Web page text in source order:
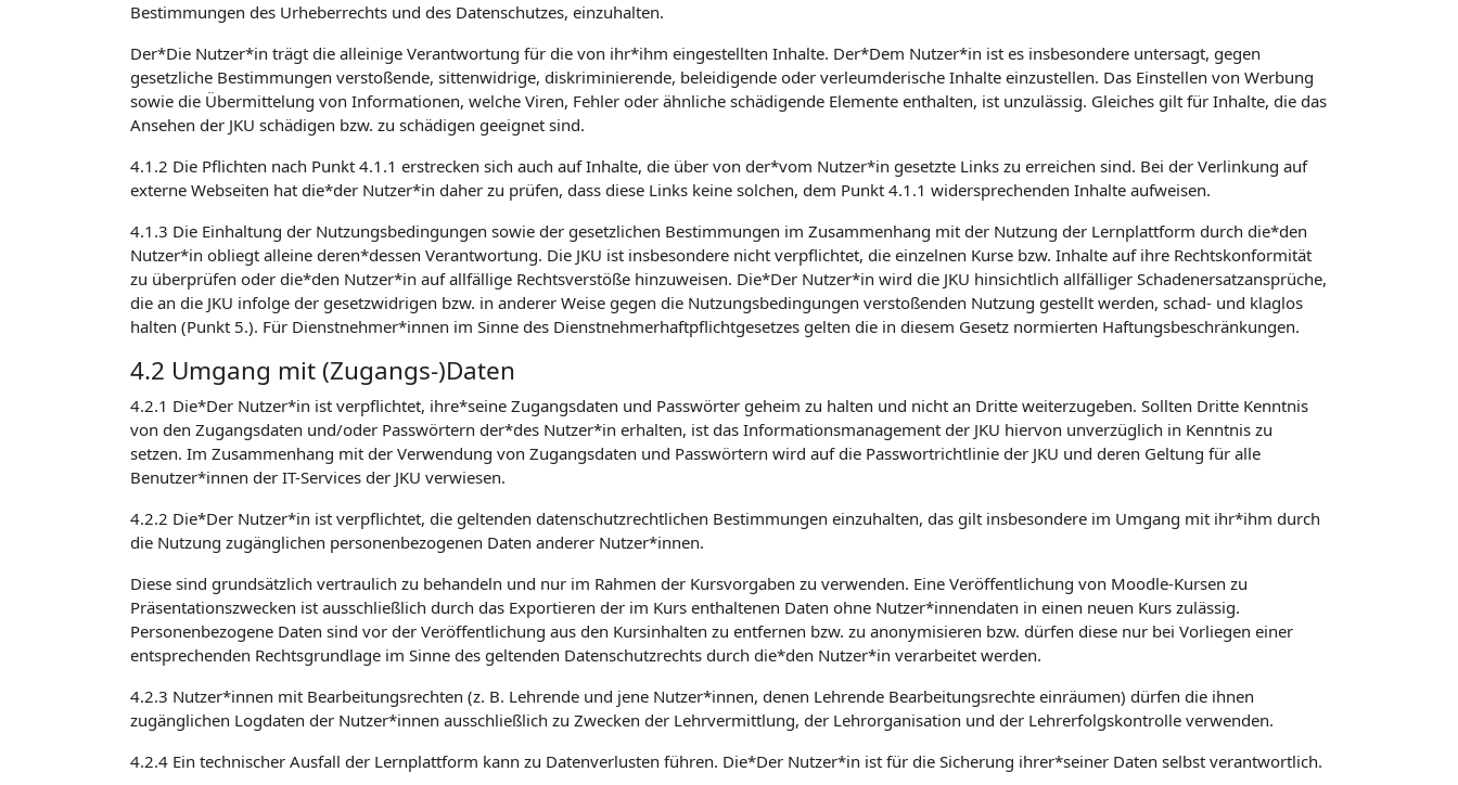
Bestimmungen des Urheberrechts und des Datenschutzes, einzuhalten.
Der*Die Nutzer*in trägt die alleinige Verantwortung für die von ihr*ihm eingestellten Inhalte. Der*Dem Nutzer*in ist es insbesondere untersagt, gegen
gesetzliche Bestimmungen verstoßende, sittenwidrige, diskriminierende, beleidigende oder verleumderische Inhalte einzustellen. Das Einstellen von Werbung
sowie die Übermittelung von Informationen, welche Viren, Fehler oder ähnliche schädigende Elemente enthalten, ist unzulässig. Gleiches gilt für Inhalte, die das
Ansehen der JKU schädigen bzw. zu schädigen geeignet sind.
4.1.2 Die Pflichten nach Punkt 4.1.1 erstrecken sich auch auf Inhalte, die über von der*vom Nutzer*in gesetzte Links zu erreichen sind. Bei der Verlinkung auf
externe Webseiten hat die*der Nutzer*in daher zu prüfen, dass diese Links keine solchen, dem Punkt 4.1.1 widersprechenden Inhalte aufweisen.
4.1.3 Die Einhaltung der Nutzungsbedingungen sowie der gesetzlichen Bestimmungen im Zusammenhang mit der Nutzung der Lernplattform durch die*den
Nutzer*in obliegt alleine deren*dessen Verantwortung. Die JKU ist insbesondere nicht verpflichtet, die einzelnen Kurse bzw. Inhalte auf ihre Rechtskonformität
zu überprüfen oder die*den Nutzer*in auf allfällige Rechtsverstöße hinzuweisen. Die*Der Nutzer*in wird die JKU hinsichtlich allfälliger Schadenersatzansprüche,
die an die JKU infolge der gesetzwidrigen bzw. in anderer Weise gegen die Nutzungsbedingungen verstoßenden Nutzung gestellt werden, schad- und klaglos
halten (Punkt 5.). Für Dienstnehmer*innen im Sinne des Dienstnehmerhaftpflichtgesetzes gelten die in diesem Gesetz normierten Haftungsbeschränkungen.
4.2 Umgang mit (Zugangs-)Daten
4.2.1 Die*Der Nutzer*in ist verpflichtet, ihre*seine Zugangsdaten und Passwörter geheim zu halten und nicht an Dritte weiterzugeben. Sollten Dritte Kenntnis
von den Zugangsdaten und/oder Passwörtern der*des Nutzer*in erhalten, ist das Informationsmanagement der JKU hiervon unverzüglich in Kenntnis zu
setzen. Im Zusammenhang mit der Verwendung von Zugangsdaten und Passwörtern wird auf die Passwortrichtlinie der JKU und deren Geltung für alle
Benutzer*innen der IT-Services der JKU verwiesen.
4.2.2 Die*Der Nutzer*in ist verpflichtet, die geltenden datenschutzrechtlichen Bestimmungen einzuhalten, das gilt insbesondere im Umgang mit ihr*ihm durch
die Nutzung zugänglichen personenbezogenen Daten anderer Nutzer*innen.
Diese sind grundsätzlich vertraulich zu behandeln und nur im Rahmen der Kursvorgaben zu verwenden. Eine Veröffentlichung von Moodle-Kursen zu
Präsentationszwecken ist ausschließlich durch das Exportieren der im Kurs enthaltenen Daten ohne Nutzer*innendaten in einen neuen Kurs zulässig.
Personenbezogene Daten sind vor der Veröffentlichung aus den Kursinhalten zu entfernen bzw. zu anonymisieren bzw. dürfen diese nur bei Vorliegen einer
entsprechenden Rechtsgrundlage im Sinne des geltenden Datenschutzrechts durch die*den Nutzer*in verarbeitet werden.
4.2.3 Nutzer*innen mit Bearbeitungsrechten (z. B. Lehrende und jene Nutzer*innen, denen Lehrende Bearbeitungsrechte einräumen) dürfen die ihnen
zugänglichen Logdaten der Nutzer*innen ausschließlich zu Zwecken der Lehrvermittlung, der Lehrorganisation und der Lehrerfolgskontrolle verwenden.
4.2.4 Ein technischer Ausfall der Lernplattform kann zu Datenverlusten führen. Die*Der Nutzer*in ist für die Sicherung ihrer*seiner Daten selbst verantwortlich.